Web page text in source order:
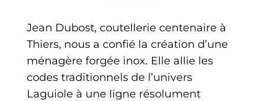
Jean Dubost, coutellerie centenaire à
Thiers, nous a confié la création d’une
ménagère forgée inox. Elle allie les
codes traditionnels de l’univers
Laguiole à une ligne résolument